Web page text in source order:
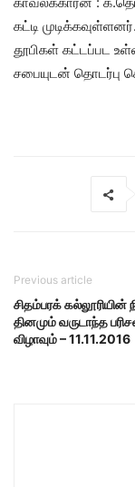
கட்டி
தூபிகள் கட்டப்பட
சபையுடன் தொடர்பு
Previous article
சிதம்பரக் கல்லூரியின்
தினமும் வருடாந்த
விழாவும் – 11.11.2016